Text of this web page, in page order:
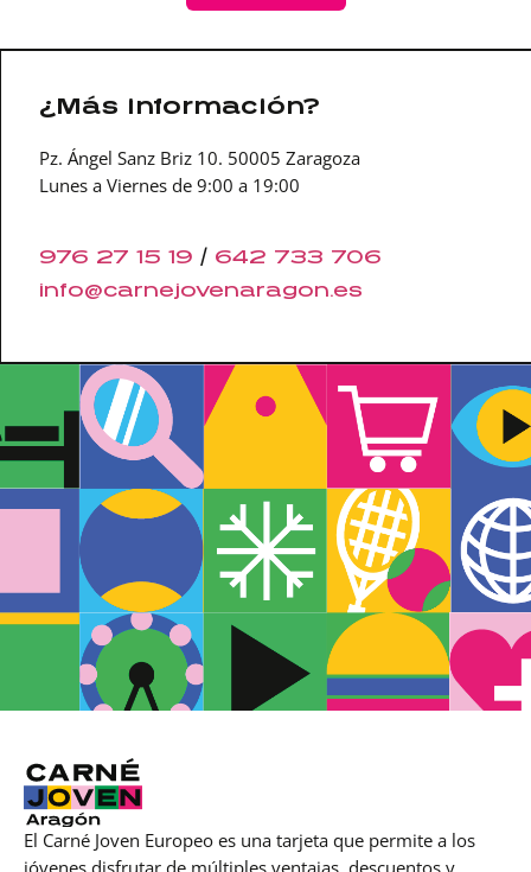
¿Más información?
Pz. Ángel Sanz Briz 10. 50005 Zaragoza
Lunes a Viernes de 9:00 a 19:00
976 27 15 19 / 642 733 706
info@carnejovenaragon.es
El Carné Joven Europeo es una tarjeta que permite a los